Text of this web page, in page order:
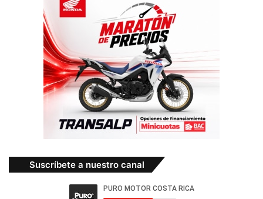
Suscríbete a nuestro canal